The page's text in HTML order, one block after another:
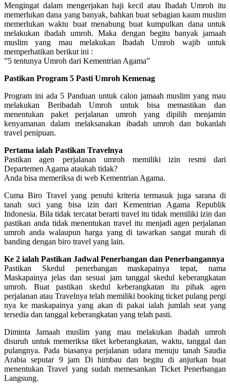
Mengingat dalam mengerjakan haji kecil atau Ibadah Umroh itu
memerlukan dana yang banyak, bahkan buat sebagian kaum muslim
memerlukan waktu buat menabung buat kumpulkan dana untuk
melakukan ibadah umroh. Maka dengan begitu banyak jamaah
muslim yang mau melakukan Ibadah Umroh wajib untuk
memperhatikan berikut ini :
”5 tentunya Umroh dari Kementrian Agama”
Pastikan Program 5 Pasti Umroh Kemenag
Program ini ada 5 Panduan untuk calon jamaah muslim yang mau
melakukan Beribadah Umroh untuk bisa memastikan dan
menentukan paket perjalanan umroh yang dipilih menjamin
kenyamanan dalam melaksanakan ibadah umroh dan bukanlah
travel penipuan.
Pertama ialah Pastikan Travelnya
Pastikan agen perjalanan umroh memiliki izin resmi dari
Departemen Agama ataukah tidak?
Anda bisa memeriksa di web Kementrian Agama.
Cuma Biro Travel yang penuhi kriteria termasuk juga sarana di
tanah suci yang bisa izin dari Kementrian Agama Republik
Indonesia. Bila tidak tercatat berarti travel itu tidak memiliki izin dan
pastikan anda tidak menentukan travel itu menjadi agen perjalanan
umroh anda walaupun harga yang di tawarkan sangat murah di
banding dengan biro travel yang lain.
Ke 2 ialah Pastikan Jadwal Penerbangan dan Penerbangannya
Pastikan Skedul penerbangan maskapainya tepat, nama
Maskapainya jelas dan sesuai jam tanggal skedul keberangkatan
umroh. Buat pastikan skedul keberangkatan itu pihak agen
perjalanan atau Travelnya telah memiliki booking ticket pulang pergi
nya ke maskapainya yang akan di pakai ialah jumlah seat yang
tersedia dan tanggal keberangkatan yang telah pasti.
Diminta Jamaah muslim yang mau melakukan ibadah umroh
disuruh untuk memeriksa tiket keberangkatan, waktu, tanggal dan
pulangnya. Pada biasanya perjalanan udara menuju tanah Saudia
Arabia seputar 9 jam Di himbau dan begitu di anjurkan buat
menentukan Travel yang sudah memesankan Ticket Penerbangan
Langsung.